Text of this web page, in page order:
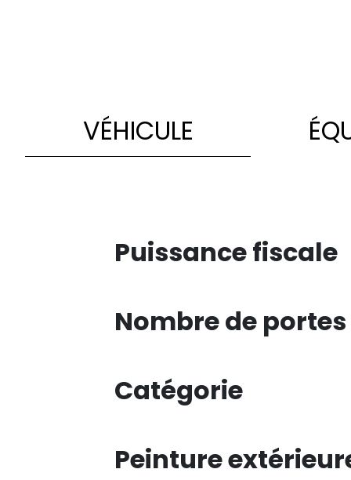
VÉHICULE
Puissance fiscale
Nombre de portes
Catégorie
Peinture